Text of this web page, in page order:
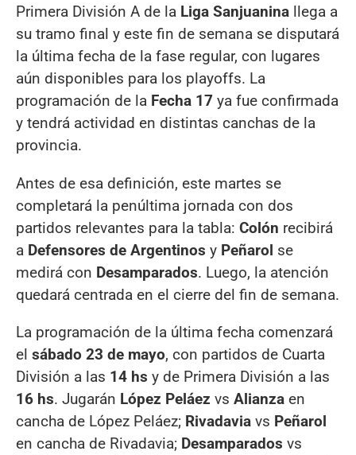
Primera División A de la Liga Sanjuanina llega a
su tramo final y este fin de semana se disputará
la última fecha de la fase regular, con lugares
aún disponibles para los playoffs. La
programación de la Fecha 17 ya fue confirmada
y tendrá actividad en distintas canchas de la
provincia.
Antes de esa definición, este martes se
completará la penúltima jornada con dos
partidos relevantes para la tabla: Colón recibirá
a Defensores de Argentinos y Peñarol se
medirá con Desamparados. Luego, la atención
quedará centrada en el cierre del fin de semana.
La programación de la última fecha comenzará
el sábado 23 de mayo, con partidos de Cuarta
División a las 14 hs y de Primera División a las
16 hs. Jugarán López Peláez vs Alianza en
cancha de López Peláez; Rivadavia vs Peñarol
en cancha de Rivadavia; Desamparados vs